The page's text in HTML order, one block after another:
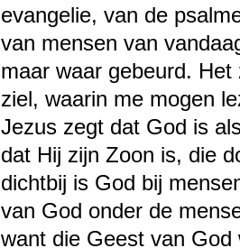
evangelie, van de
van mensen van
maar waar gebeurd.
ziel, waarin me mogen
Jezus zegt dat God is
dat Hij zijn Zoon is, die
dichtbij is God bij
van God onder de
want die Geest van